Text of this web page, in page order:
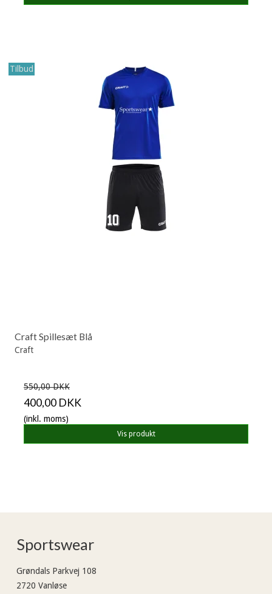
Tilbud
Craft Spillesæt Blå
Craft
550,00 DKK
400,00 DKK
(inkl. moms)
Vis produkt
Sportswear
Grøndals Parkvej 108
2720 Vanløse